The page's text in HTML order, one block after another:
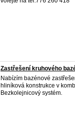
Zastřešení kruhového
Nabízím bazénové
hliníková konstrukce v
Bezkolejnicový systém.